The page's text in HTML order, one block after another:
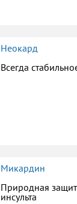
Неокард
Всегда
Микардин
Природная
инсульта